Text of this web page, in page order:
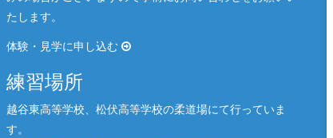
たします。
体験・見学に申し込む
練習場所
越谷東高等学校、松伏⾼等学校の柔道場にて行っていま
す。